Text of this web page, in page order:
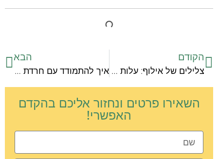
הקודם
צלילים של אילוף: עלות המפגש העוקב
הבא
איך להתמודד עם חרדת נטישה אצל הכלב שלך?
השאירו פרטים ונחזור אליכם בהקדם
האפשרי!